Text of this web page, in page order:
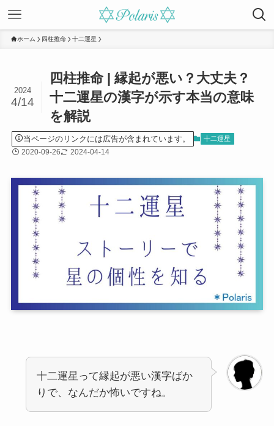
ホーム 四柱推命 十二運星
四柱推命 | 縁起が悪い？大丈夫？
十二運星の漢字が示す本当の意味
を解説
2024
4/14
当ページのリンクには広告が含まれています。 十二運星
2020-09-26 2024-04-14
十二運星って縁起が悪い漢字ばか
りで、なんだか怖いですね。